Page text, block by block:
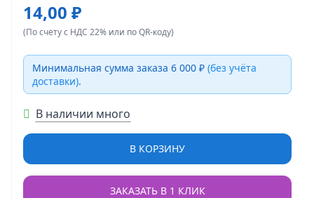
14,00 ₽
(По счету с НДС 22% или по QR-коду)
Минимальная сумма заказа 6 000 ₽ (без учёта
доставки).
В наличии много
В КОРЗИНУ
ЗАКАЗАТЬ В 1 КЛИК